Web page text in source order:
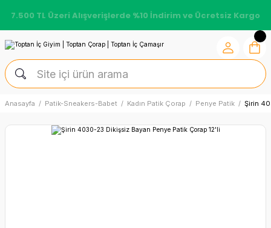
7.500 TL Üzeri Alışverişlerde %10 İndirim ve Ücretsiz Kargo
Anasayfa Patik-Sneakers-Babet Kadın Patik Çorap Penye Patik Şirin